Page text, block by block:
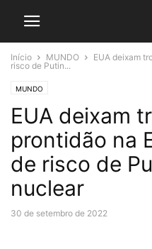
Início MUNDO
EUA deixam
risco de Putin...
MUNDO
EUA deixam
prontidão na
de risco de
nuclear
30 de setembro de 2022